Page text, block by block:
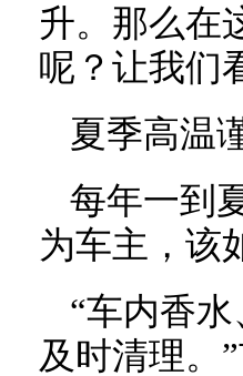
升。那么在
呢？让我们
夏季高温
每年一到
为车主，该
“车内香
及时清理。